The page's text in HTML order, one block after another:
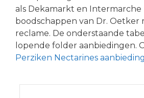
als Dekamarkt en Intermarche
boodschappen van Dr. Oetker
reclame. De onderstaande
lopende folder aanbiedingen.
Perziken Nectarines aanbieding